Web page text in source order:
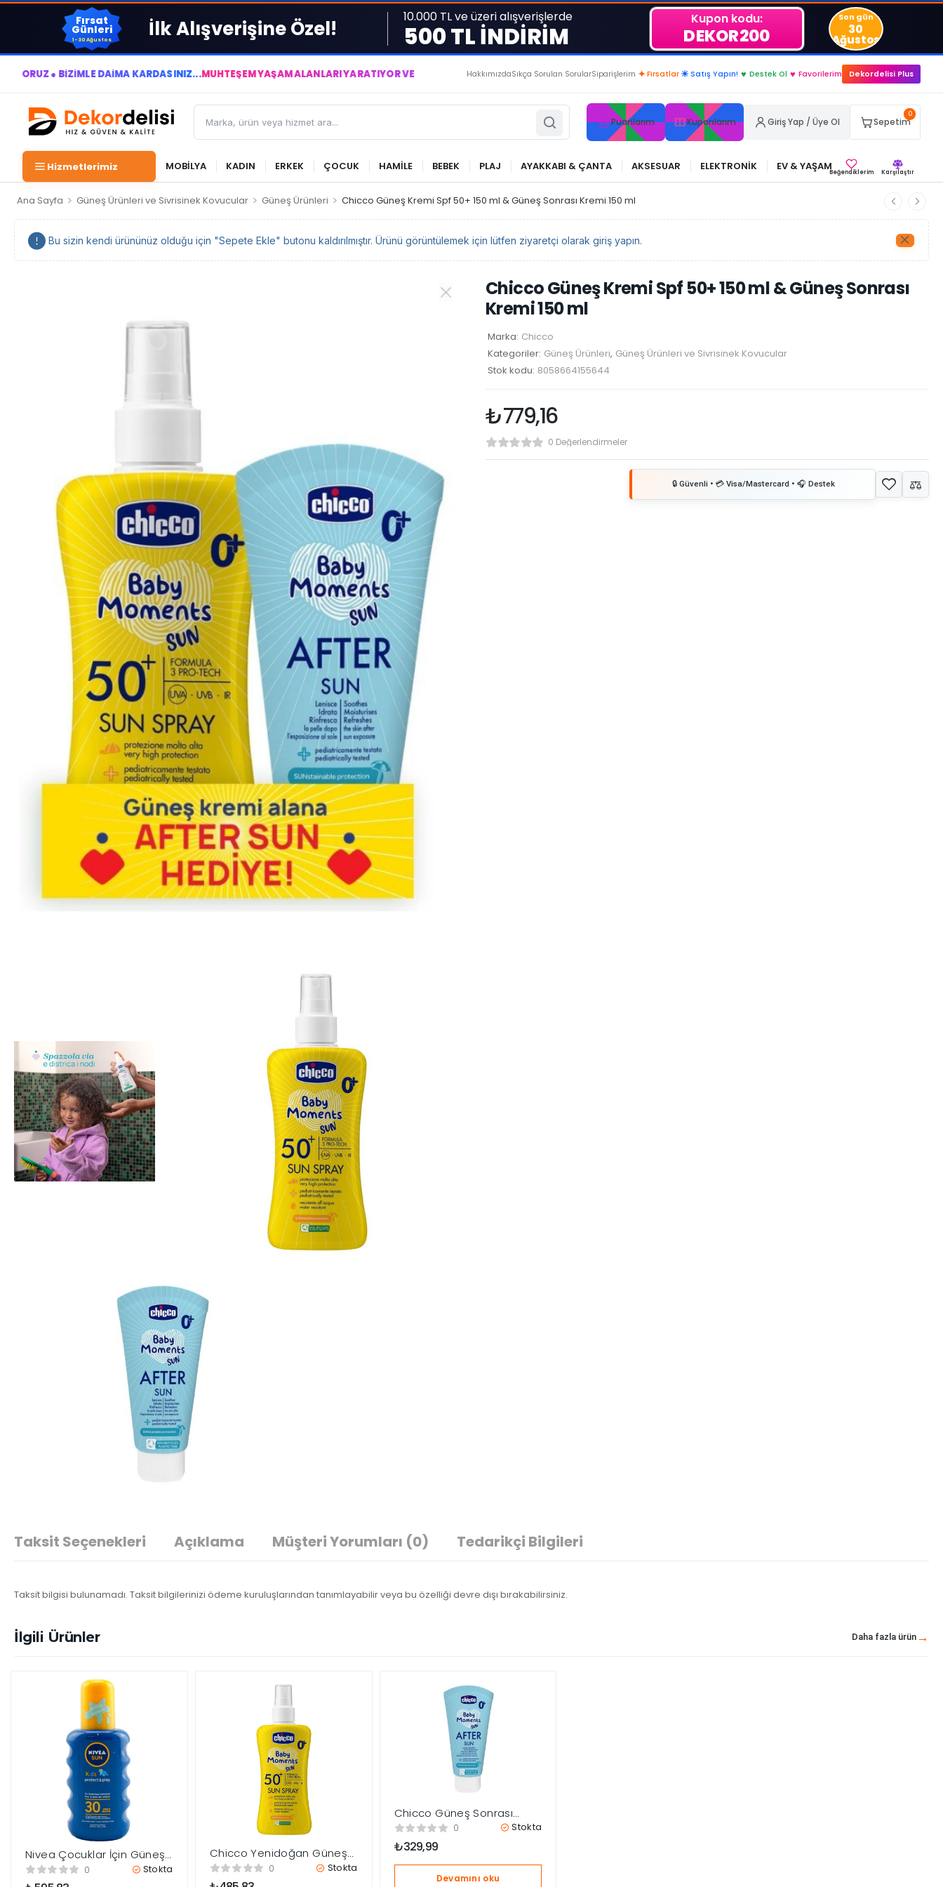
Fırsat
Günleri
1-30 Ağustos İlk Alışverişine Özel! 10.000 TL ve üzeri alışverişlerde
500 TL İNDİRİM
Kupon kodu:
DEKOR200
Son gün
30
Ağustos
● BİZİMLE DAİMA KÂRDASINIZ...MUHTEŞEM YAŞAM ALANLARI YARATIYOR VE YAŞATIYORUZ ● BİZİMLE DAİMA KÂRDASINIZ...
HakkımızdaSıkça Sorulan SorularSiparişlerim ✦ Fırsatlar ☀ Satış Yapın! ♥ Destek Ol ♥ Favorilerim Dekordelisi Plus
Puanlarım Kuponlarım Giriş Yap / Üye Ol
0
Sepetim
Hizmetlerimiz MOBİLYA KADIN ERKEK ÇOCUK HAMİLE BEBEK PLAJ AYAKKABI & ÇANTA AKSESUAR ELEKTRONİK EV & YAŞAMBeğendiklerim Karşılaştır
Ana Sayfa > Güneş Ürünleri ve Sivrisinek Kovucular > Güneş Ürünleri > Chicco Güneş Kremi Spf 50+ 150 ml & Güneş Sonrası Kremi 150 ml
Bu sizin kendi ürününüz olduğu için "Sepete Ekle" butonu kaldırılmıştır. Ürünü görüntülemek için lütfen ziyaretçi olarak giriş yapın.
Chicco Güneş Kremi Spf 50+ 150 ml & Güneş Sonrası
Kremi 150 ml
Marka: Chicco
Kategoriler: Güneş Ürünleri, Güneş Ürünleri ve Sivrisinek Kovucular
Stok kodu: 8058664155644
₺779,16
0 Değerlendirmeler
Taksit Seçenekleri Açıklama Müşteri Yorumları (0) Tedarikçi Bilgileri
Taksit bilgisi bulunamadı. Taksit bilgilerinizi ödeme kuruluşlarından tanımlayabilir veya bu özelliği devre dışı bırakabilirsiniz.
İlgili Ürünler Daha fazla ürün
Nivea Çocuklar İçin Güneş
Spreyi 200ml SPF30
0 Stokta
Chicco Yenidoğan Güneş
Kremi SPF 50+ 150 ml
0 Stokta
Chicco Güneş Sonrası
Bakım Sütü 150 ml
0 Stokta
₺329,99
Devamını oku